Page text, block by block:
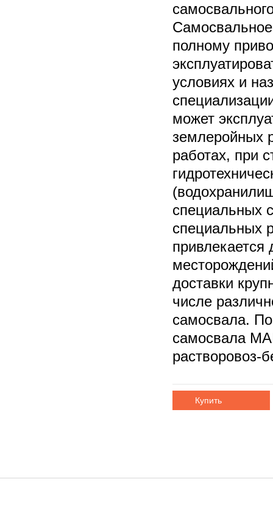
полному
условиях и
может
землеройных
работах, при
специальных
специальных
доставки
числе
самосвала.
самосвала
растворовоз-
Купить